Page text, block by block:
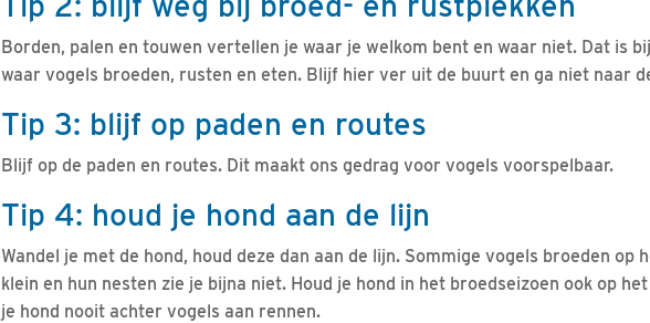
Borden, palen en touwen vertellen je waar je welkom bent en waar niet. Dat is
waar vogels broeden, rusten en eten. Blijf hier ver uit de buurt en ga niet naar
Tip 3: blijf op paden en routes
Blijf op de paden en routes. Dit maakt ons gedrag voor vogels voorspelbaar.
Tip 4: houd je hond aan de lijn
Wandel je met de hond, houd deze dan aan de lijn. Sommige vogels broeden op
klein en hun nesten zie je bijna niet. Houd je hond in het broedseizoen ook op
je hond nooit achter vogels aan rennen.